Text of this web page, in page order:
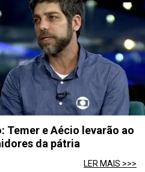
Temer e Aécio levarão ao
da pátria
LER MAIS >>>